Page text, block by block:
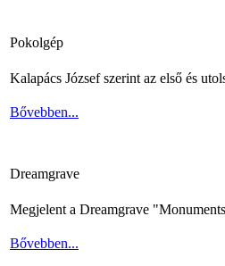
Pokolgép
Kalapács József szerint az első és
Bővebben...
Dreamgrave
Megjelent a Dreamgrave
Bővebben...